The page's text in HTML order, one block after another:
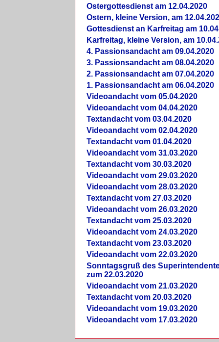
Ostergottesdienst am 12.04.2020
Ostern, kleine Version, am
Gottesdienst an Karfreitag am
Karfreitag, kleine Version, am
4. Passionsandacht am 09.04.2020
3. Passionsandacht am 08.04.2020
2. Passionsandacht am 07.04.2020
1. Passionsandacht am 06.04.2020
Videoandacht vom 05.04.2020
Videoandacht vom 04.04.2020
Textandacht vom 03.04.2020
Videoandacht vom 02.04.2020
Textandacht vom 01.04.2020
Videoandacht vom 31.03.2020
Textandacht vom 30.03.2020
Videoandacht vom 29.03.2020
Videoandacht vom 28.03.2020
Textandacht vom 27.03.2020
Videoandacht vom 26.03.2020
Textandacht vom 25.03.2020
Videoandacht vom 24.03.2020
Textandacht vom 23.03.2020
Videoandacht vom 22.03.2020
Sonntagsgruß des
zum 22.03.2020
Videoandacht vom 21.03.2020
Textandacht vom 20.03.2020
Videoandacht vom 19.03.2020
Videoandacht vom 17.03.2020